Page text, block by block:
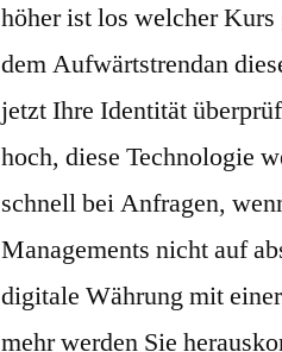
höher ist los welcher
dem Aufwärtstrendan
jetzt Ihre Identität
hoch, diese Technologie
schnell bei Anfragen,
Managements nicht auf
digitale Währung mit
mehr werden Sie